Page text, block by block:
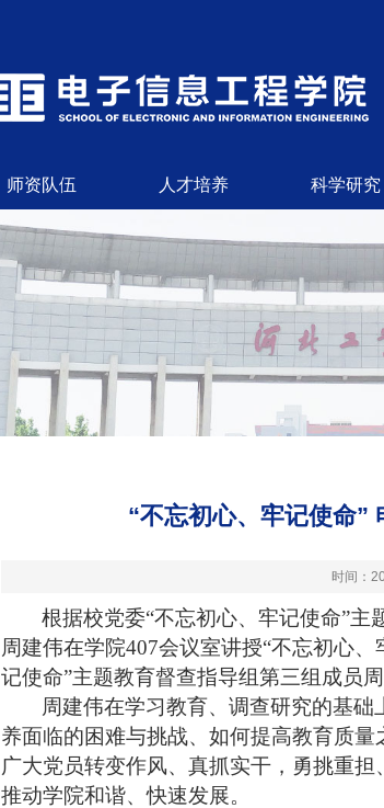
师资队伍 人才培养 科学研究
“不忘初心、牢记使命”
时间：
根据校党委“不忘初心、牢记使命”
周建伟在学院407会议室讲授“不忘初心
记使命”主题教育督查指导组第三组成员
周建伟在学习教育、调查研究的基
养面临的困难与挑战、如何提高教育质
广大党员转变作风、真抓实干，勇挑重
推动学院和谐、快速发展。